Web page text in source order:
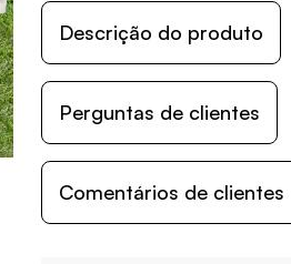
Descrição do produto
Perguntas de clientes
Comentários de clientes